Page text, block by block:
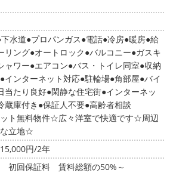
下水道 プロパンガス 電話 冷房 暖房 給
リング オートロック バルコニー ガスキ
ャワー エアコン バス・トイレ同室 収納
インターネット対応 駐輪場 角部屋 バイ
当たり良好 閑静な住宅街 インターネッ
蔵庫付き 保証人不要 高齢者相談
ト無料物件☆広々洋室で快適です☆周辺
立地☆
円/2年
初回保証料 賃料総額の50%～